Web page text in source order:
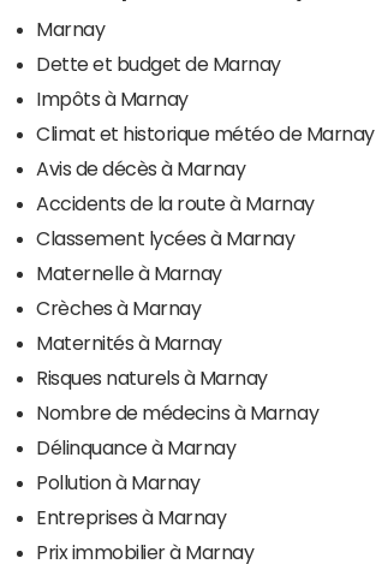
Marnay
Dette et budget de Marnay
Impôts à Marnay
Climat et historique météo de Marnay
Avis de décès à Marnay
Accidents de la route à Marnay
Classement lycées à Marnay
Maternelle à Marnay
Crèches à Marnay
Maternités à Marnay
Risques naturels à Marnay
Nombre de médecins à Marnay
Délinquance à Marnay
Pollution à Marnay
Entreprises à Marnay
Prix immobilier à Marnay